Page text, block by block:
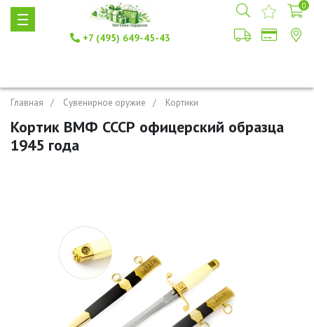
+7 (495) 649-45-43
0
Главная Сувенирное оружие Кортики
Кортик ВМФ СССР офицерский образца
1945 года